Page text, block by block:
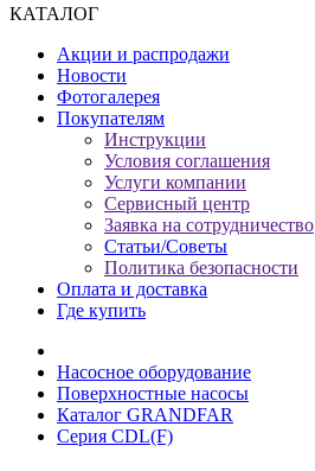
КАТАЛОГ
Акции и распродажи
Новости
Фотогалерея
Покупателям
Инструкции
Условия соглашения
Услуги компании
Сервисный центр
Заявка на сотрудничество
Статьи/Советы
Политика безопасности
Оплата и доставка
Где купить
Насосное оборудование
Поверхностные насосы
Каталог GRANDFAR
Серия CDL(F)